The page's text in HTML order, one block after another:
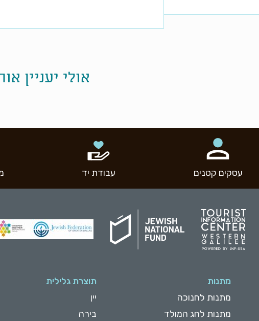
אולי יעניין
עסקים קטנים עבודת יד
מתנות
מתנות לחנוכה
מתנות לחג המולד
תוצרת גלילית
יין
בירה